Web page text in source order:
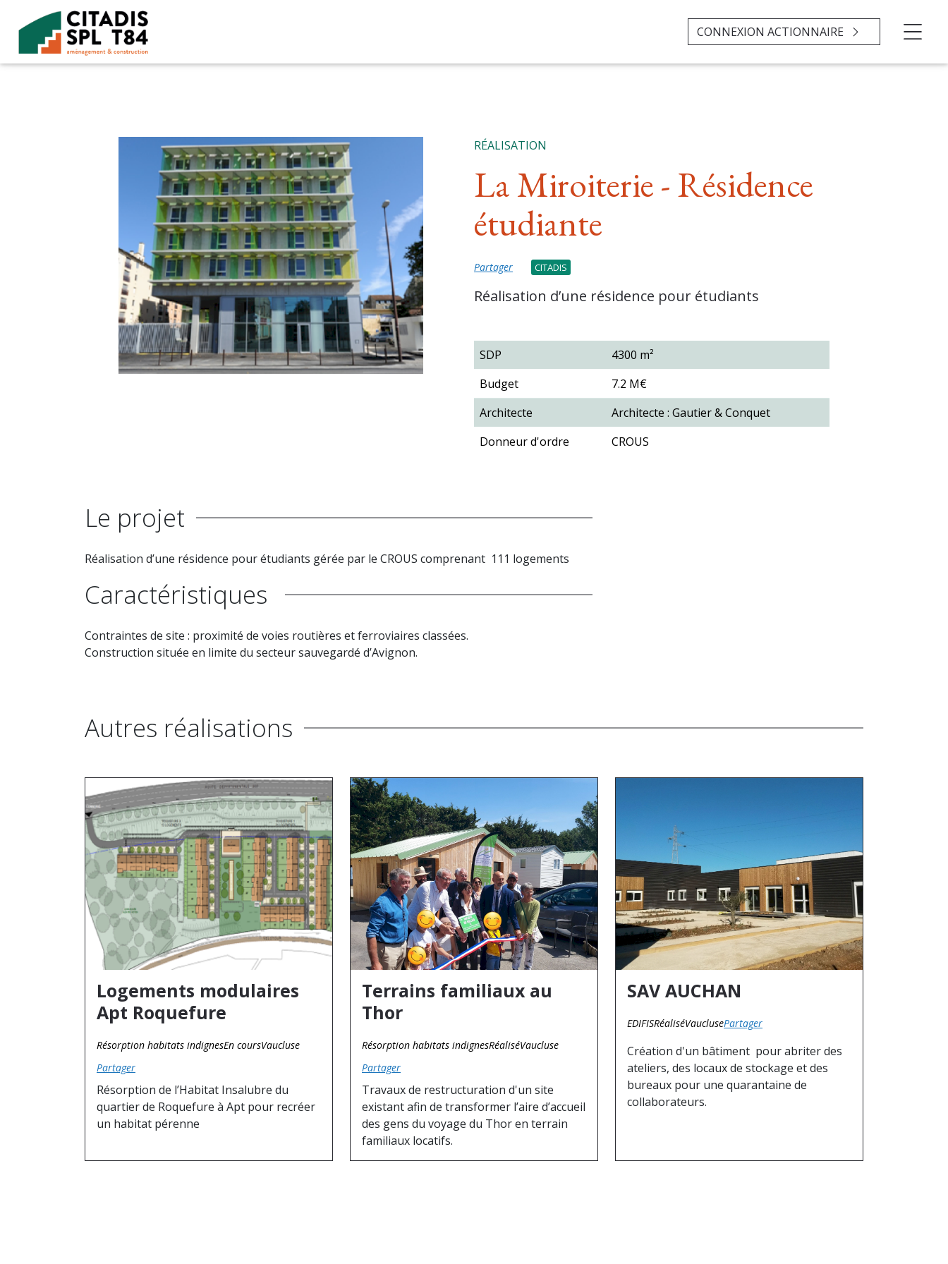
Accéder au contenu
CONNEXION ACTIONNAIRE
RÉALISATION
La Miroiterie - Résidence
étudiante
Partager CITADIS
Réalisation d’une résidence pour étudiants
SDP
4300 m²
Budget
7.2 M€
Architecte
Architecte : Gautier & Conquet
Donneur d'ordre
CROUS
Le projet
Réalisation d’une résidence pour étudiants gérée par le CROUS comprenant 111 logements
Caractéristiques
Contraintes de site : proximité de voies routières et ferroviaires classées.
Construction située en limite du secteur sauvegardé d’Avignon.
Autres réalisations
Logements modulaires
Apt Roquefure
Résorption habitats indignesEn coursVaucluse
Partager
Résorption de l’Habitat Insalubre du
quartier de Roquefure à Apt pour recréer
un habitat pérenne
Terrains familiaux au
Thor
Résorption habitats indignesRéaliséVaucluse
Partager
Travaux de restructuration d'un site
existant afin de transformer l’aire d’accueil
des gens du voyage du Thor en terrain
familiaux locatifs.
SAV AUCHAN
EDIFISRéaliséVauclusePartager
Création d'un bâtiment pour abriter des
ateliers, des locaux de stockage et des
bureaux pour une quarantaine de
collaborateurs.